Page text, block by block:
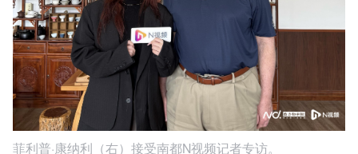
菲利普·康纳利（右）接受南都N视频记者专访。